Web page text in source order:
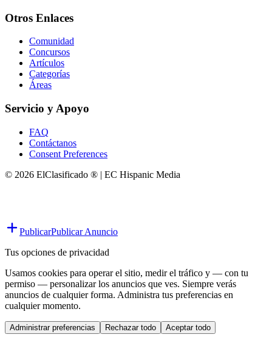
Otros Enlaces
Comunidad
Concursos
Artículos
Categorías
Áreas
Servicio y Apoyo
FAQ
Contáctanos
Consent Preferences
© 2026 ElClasificado ® | EC Hispanic Media
PublicarPublicar Anuncio
Tus opciones de privacidad
Usamos cookies para operar el sitio, medir el tráfico y — con tu
permiso — personalizar los anuncios que ves. Siempre verás
anuncios de cualquier forma. Administra tus preferencias en
cualquier momento.
Administrar preferencias Rechazar todo Aceptar todo